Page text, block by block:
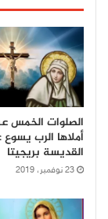
الصلوات الخمس
أملاها الرب
القديسة بريجيتا
23 نوفمبر، 2019